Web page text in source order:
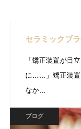
セラミックブ
「矯正装置が目
に……」矯正装置
なか…
ブログ